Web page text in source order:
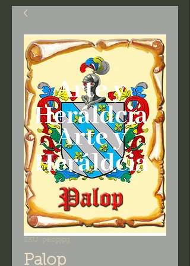
SKU: palopjpg
Palop